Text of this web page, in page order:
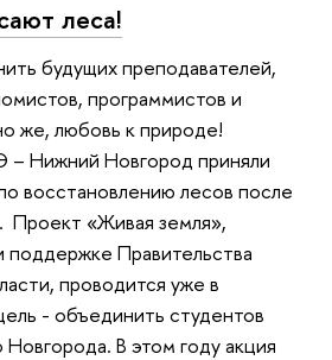
леса!
будущих преподавателей,
программистов и
же, любовь к природе!
Нижний Новгород приняли
восстановлению лесов после
Проект «Живая земля»,
поддержке Правительства
проводится уже в
- объединить студентов
В этом году акция